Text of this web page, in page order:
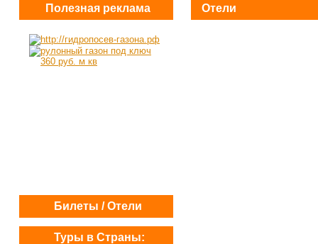
Полезная реклама
Билеты / Отели
Туры в Страны:
Отели